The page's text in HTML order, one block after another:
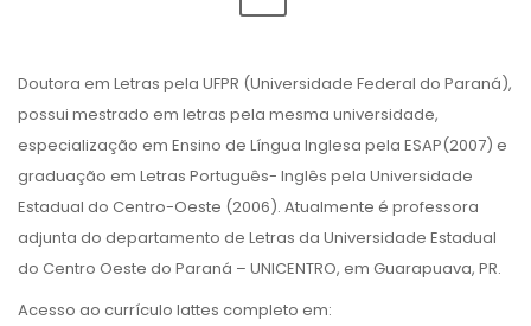
Doutora em Letras pela UFPR (Universidade Federal do Paraná),
possui mestrado em letras pela mesma universidade,
especialização em Ensino de Língua Inglesa pela ESAP(2007) e
graduação em Letras Português- Inglês pela Universidade
Estadual do Centro-Oeste (2006). Atualmente é professora
adjunta do departamento de Letras da Universidade Estadual
do Centro Oeste do Paraná – UNICENTRO, em Guarapuava, PR.
Acesso ao currículo lattes completo em: